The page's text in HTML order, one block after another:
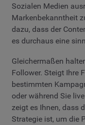
Sozialen Medien
Markenbekanntheit
dazu, dass der
es durchaus eine
Gleichermaßen
Follower. Steigt Ihre
bestimmten
oder während Sie
zeigt es Ihnen, dass
Strategie ist, um die